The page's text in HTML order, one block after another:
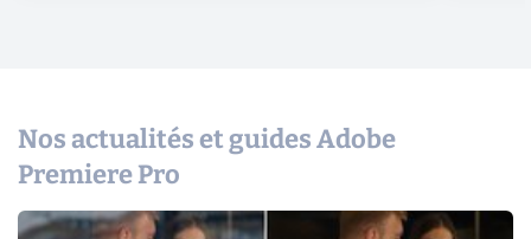
Nos actualités et guides Adobe
Premiere Pro